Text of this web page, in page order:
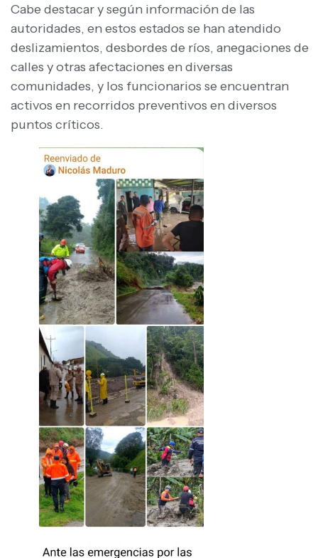
Cabe destacar y según información de las
autoridades, en estos estados se han atendido
deslizamientos, desbordes de ríos, anegaciones de
calles y otras afectaciones en diversas
comunidades, y los funcionarios se encuentran
activos en recorridos preventivos en diversos
puntos críticos.